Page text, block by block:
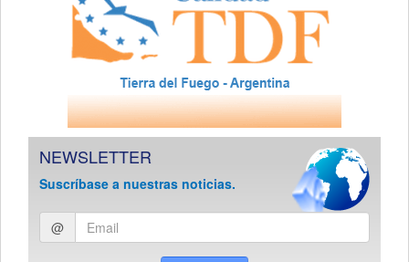
NEWSLETTER
Suscríbase a nuestras noticias.
Ingresar
email
@